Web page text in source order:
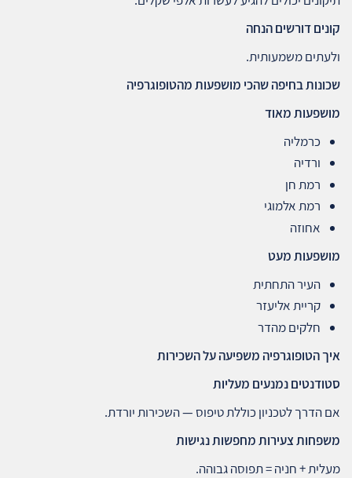
קונים דורשים הנחה
ולעתים משמעותית.
שכונות בחיפה שהכי מושפעות מהטופוגרפיה
מושפעות מאוד
כרמליה
ורדיה
רמת חן
רמת אלמוגי
אחוזה
מושפעות מעט
העיר התחתית
קריית אליעזר
חלקים מהדר
איך הטופוגרפיה משפיעה על השכירות
סטודנטים נמנעים מעליות
אם הדרך לטכניון כוללת טיפוס — השכירות יורדת.
משפחות צעירות מחפשות נגישות
מעלית + חניה = תפוסה גבוהה.